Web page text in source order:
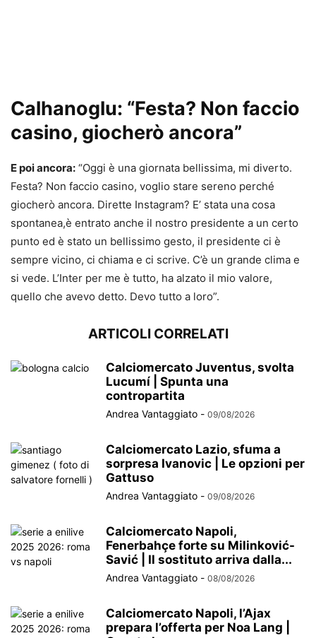
Calhanoglu: “Festa? Non faccio
casino, giocherò ancora”
E poi ancora: “Oggi è una giornata bellissima, mi diverto.
Festa? Non faccio casino, voglio stare sereno perché
giocherò ancora. Dirette Instagram? E’ stata una cosa
spontanea,è entrato anche il nostro presidente a un certo
punto ed è stato un bellissimo gesto, il presidente ci è
sempre vicino, ci chiama e ci scrive. C’è un grande clima e
si vede. L’Inter per me è tutto, ha alzato il mio valore,
quello che avevo detto. Devo tutto a loro”.
ARTICOLI CORRELATI
Calciomercato Juventus, svolta
Lucumí | Spunta una
contropartita
Andrea Vantaggiato - 09/08/2026
Calciomercato Lazio, sfuma a
sorpresa Ivanovic | Le opzioni per
Gattuso
Andrea Vantaggiato - 09/08/2026
Calciomercato Napoli,
Fenerbahçe forte su Milinković-
Savić | Il sostituto arriva dalla...
Andrea Vantaggiato - 08/08/2026
Calciomercato Napoli, l’Ajax
prepara l’offerta per Noa Lang |